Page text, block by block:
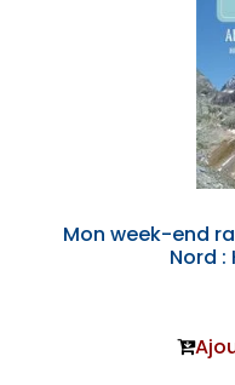
Mon week-end
Nord